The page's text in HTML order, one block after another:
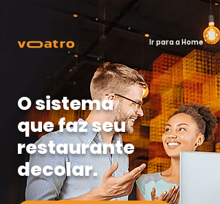
Ir para a Home
O sistema
que faz seu
restaurante
decolar.